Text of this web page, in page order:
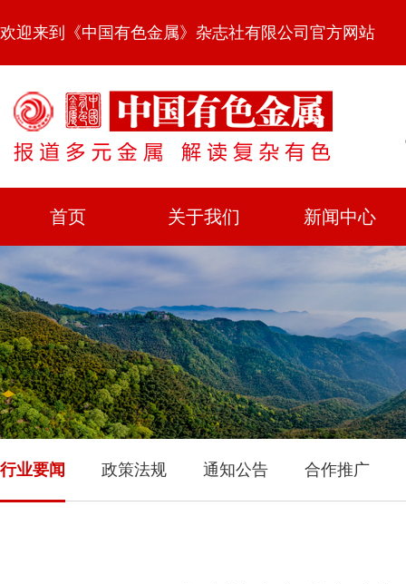
欢迎来到《中国有色金属》杂志社有限公司官方网站
首页 关于我们 新闻中心
行业要闻 政策法规 通知公告 合作推广